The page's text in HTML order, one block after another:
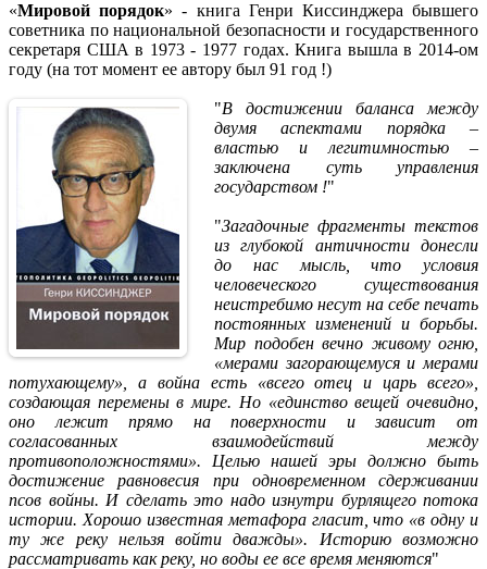
«Мировой порядок» - книга Генри Киссинджера бывшего
советника по национальной безопасности и государственного
секретаря США в 1973 - 1977 годах. Книга вышла в 2014-ом
году (на тот момент ее автору был 91 год !)
"В достижении баланса между
двумя аспектами порядка –
властью и легитимностью –
заключена суть управления
государством !"
"Загадочные фрагменты текстов
из глубокой античности донесли
до нас мысль, что условия
человеческого существования
неистребимо несут на себе печать
постоянных изменений и борьбы.
Мир подобен вечно живому огню,
«мерами загорающемуся и мерами
потухающему», а война есть «всего отец и царь всего»,
создающая перемены в мире. Но «единство вещей очевидно,
оно лежит прямо на поверхности и зависит от
согласованных взаимодействий между
противоположностями». Целью нашей эры должно быть
достижение равновесия при одновременном сдерживании
псов войны. И сделать это надо изнутри бурлящего потока
истории. Хорошо известная метафора гласит, что «в одну и
ту же реку нельзя войти дважды». Историю возможно
рассматривать как реку, но воды ее все время меняются"